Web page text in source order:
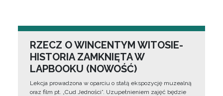
RZECZ O WINCENTYM WITOSIE-
HISTORIA ZAMKNIĘTA W
LAPBOOKU (NOWOŚĆ)
Lekcja prowadzona w oparciu o stałą ekspozycję muzealną
oraz film pt. „Cud Jedności”. Uzupełnieniem zajęć będzie